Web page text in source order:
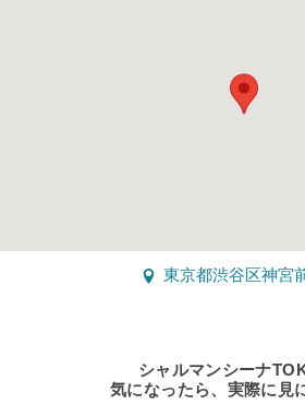
東京都渋谷区神宮
シャルマンシーナ
気になったら、実際に見